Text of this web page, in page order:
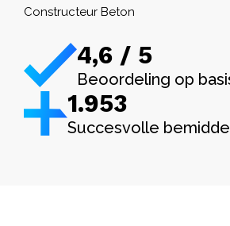
Constructeur Beton
4,6 / 5
Beoordeling op
1.982
Succesvolle